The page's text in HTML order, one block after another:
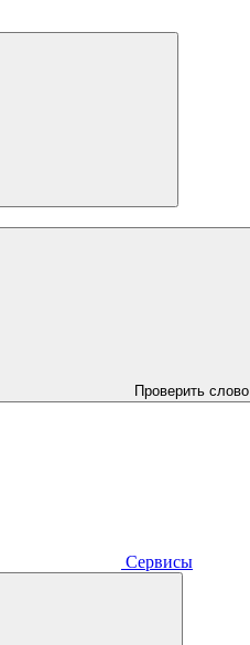
Проверить слово
Сервисы